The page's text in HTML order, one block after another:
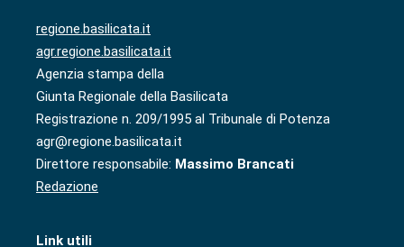
regione.basilicata.it
agr.regione.basilicata.it
Agenzia stampa della
Giunta Regionale della Basilicata
Registrazione n. 209/1995 al Tribunale di Potenza
agr@regione.basilicata.it
Direttore responsabile: Massimo Brancati
Redazione
Link utili